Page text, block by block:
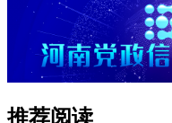
推荐阅读